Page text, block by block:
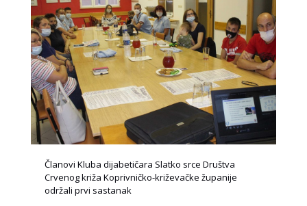
Članovi Kluba dijabetičara Slatko srce Društva
Crvenog križa Koprivničko-križevačke županije
održali prvi sastanak